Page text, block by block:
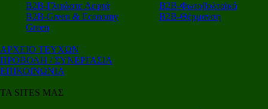
Β2Β-Γλιτώστε Λεφτά
Β2Β-Green & Economy
Green
Β2Β-Φωτοβολταϊκά
Β2Β-Θέρμανση
ΑΡΧΕΙΟ ΤΕΥΧΩΝ
ΠΡΟΒΟΛΗ / ΣΥΝΕΡΓΑΣΙΑ
ΕΠΙΚΟΙΝΩΝΙΑ
ΤΑ SITES ΜΑΣ